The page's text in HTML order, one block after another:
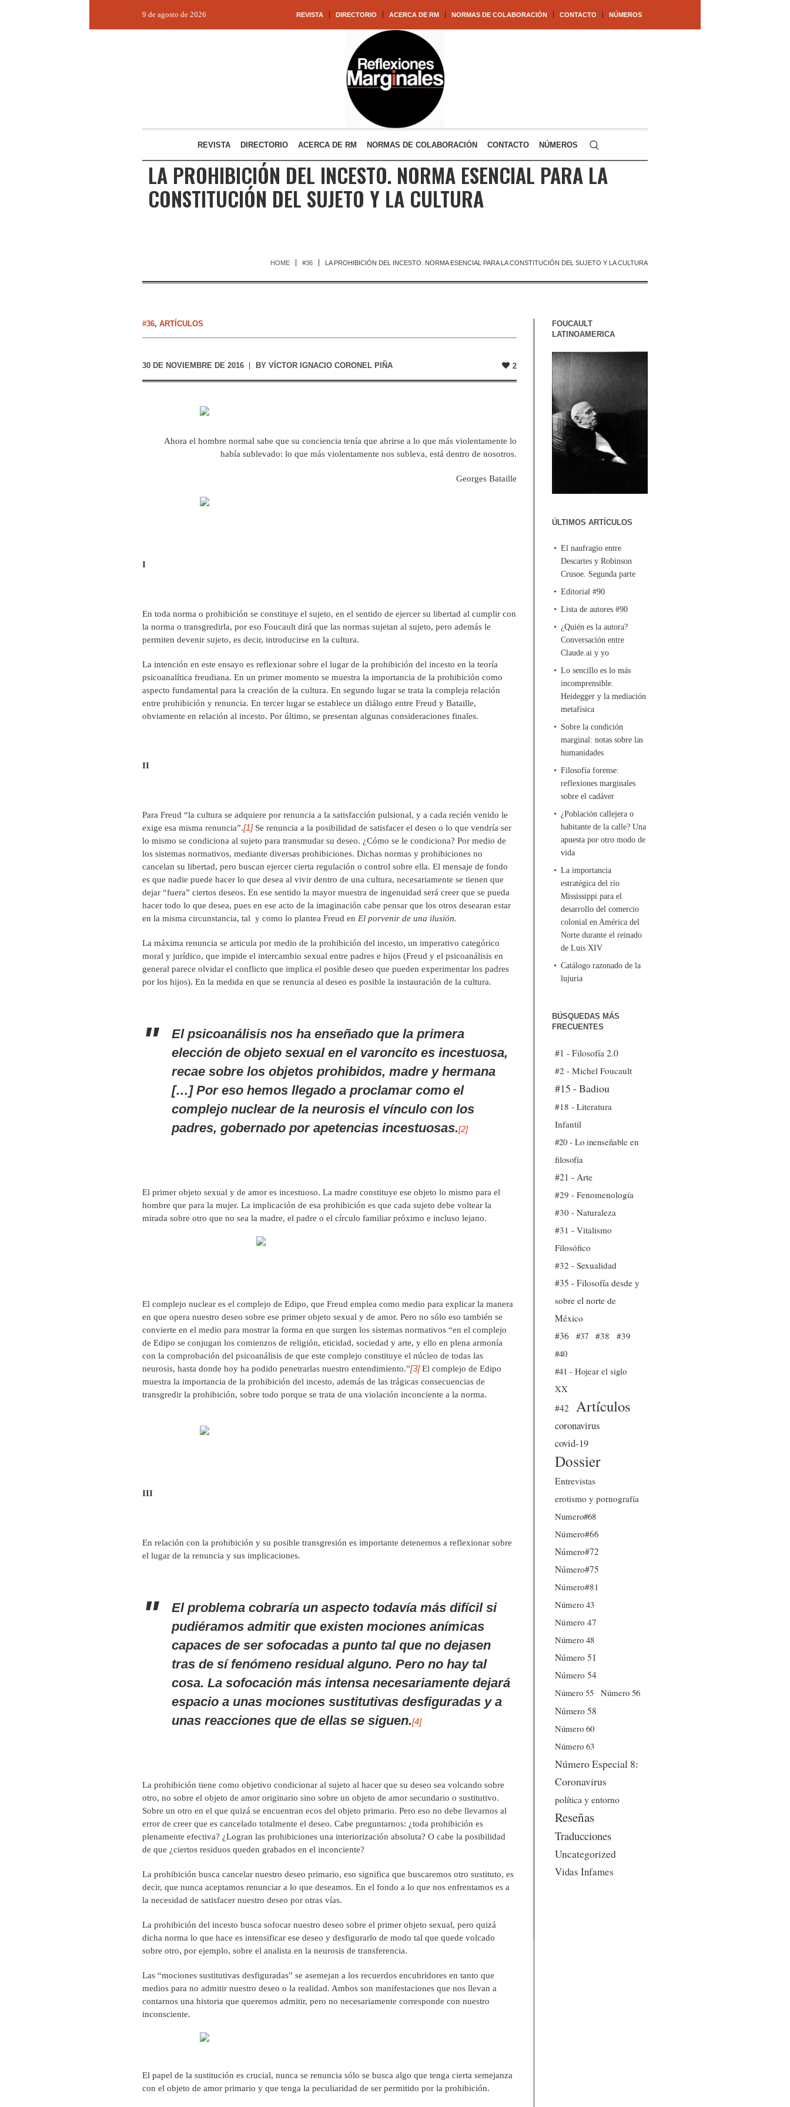
REVISTA DIRECTORIO ACERCA DE RM NORMAS DE COLABORACIÓN CONTACTO NÚMEROS
9 de agosto de 2026
REVISTA DIRECTORIO ACERCA DE RM NORMAS DE COLABORACIÓN CONTACTO NÚMEROS
LA PROHIBICIÓN DEL INCESTO. NORMA ESENCIAL PARA LA
CONSTITUCIÓN DEL SUJETO Y LA CULTURA
HOME #36 LA PROHIBICIÓN DEL INCESTO. NORMA ESENCIAL PARA LA CONSTITUCIÓN DEL SUJETO Y LA CULTURA
#36, ARTÍCULOS
30 DE NOVIEMBRE DE 2016 BY VÍCTOR IGNACIO CORONEL PIÑA 2
Ahora el hombre normal sabe que su conciencia tenía que abrirse a lo que más violentamente lo
había sublevado: lo que más violentamente nos subleva, está dentro de nosotros.
Georges Bataille
I
En toda norma o prohibición se constituye el sujeto, en el sentido de ejercer su libertad al cumplir con
la norma o transgredirla, por eso Foucault dirá que las normas sujetan al sujeto, pero además le
permiten devenir sujeto, es decir, introducirse en la cultura.
La intención en este ensayo es reflexionar sobre el lugar de la prohibición del incesto en la teoría
psicoanalítica freudiana. En un primer momento se muestra la importancia de la prohibición como
aspecto fundamental para la creación de la cultura. En segundo lugar se trata la compleja relación
entre prohibición y renuncia. En tercer lugar se establece un diálogo entre Freud y Bataille,
obviamente en relación al incesto. Por último, se presentan algunas consideraciones finales.
II
Para Freud “la cultura se adquiere por renuncia a la satisfacción pulsional, y a cada recién venido le
exige esa misma renuncia”.[1]Se renuncia a la posibilidad de satisfacer el deseo o lo que vendría ser
lo mismo se condiciona al sujeto para transmudar su deseo. ¿Cómo se le condiciona? Por medio de
los sistemas normativos, mediante diversas prohibiciones. Dichas normas y prohibiciones no
cancelan su libertad, pero buscan ejercer cierta regulación o control sobre ella. El mensaje de fondo
es que nadie puede hacer lo que desea al vivir dentro de una cultura, necesariamente se tienen que
dejar “fuera” ciertos deseos. En ese sentido la mayor muestra de ingenuidad será creer que se pueda
hacer todo lo que desea, pues en ese acto de la imaginación cabe pensar que los otros desearan estar
en la misma circunstancia, tal y como lo plantea Freud en El porvenir de una ilusión.
La máxima renuncia se articula por medio de la prohibición del incesto, un imperativo categórico
moral y jurídico, que impide el intercambio sexual entre padres e hijos (Freud y el psicoanálisis en
general parece olvidar el conflicto que implica el posible deseo que pueden experimentar los padres
por los hijos). En la medida en que se renuncia al deseo es posible la instauración de la cultura.
El psicoanálisis nos ha enseñado que la primera
elección de objeto sexual en el varoncito es incestuosa,
recae sobre los objetos prohibidos, madre y hermana
[…] Por eso hemos llegado a proclamar como el
complejo nuclearde la neurosis el vínculo con los
padres, gobernado por apetencias incestuosas.[2]
El primer objeto sexual y de amor es incestuoso. La madre constituye ese objeto lo mismo para el
hombre que para la mujer. La implicación de esa prohibición es que cada sujeto debe voltear la
mirada sobre otro que no sea la madre, el padre o el círculo familiar próximo e incluso lejano.
El complejo nuclear es el complejo de Edipo, que Freud emplea como medio para explicar la manera
en que opera nuestro deseo sobre ese primer objeto sexual y de amor. Pero no sólo eso también se
convierte en el medio para mostrar la forma en que surgen los sistemas normativos “en el complejo
de Edipo se conjugan los comienzos de religión, eticidad, sociedad y arte, y ello en plena armonía
con la comprobación del psicoanálisis de que este complejo constituye el núcleo de todas las
neurosis, hasta donde hoy ha podido penetrarlas nuestro entendimiento.”[3]El complejo de Edipo
muestra la importancia de la prohibición del incesto, además de las trágicas consecuencias de
transgredir la prohibición, sobre todo porque se trata de una violación inconciente a la norma.
III
En relación con la prohibición y su posible transgresión es importante detenernos a reflexionar sobre
el lugar de la renuncia y sus implicaciones.
El problema cobraría un aspecto todavía más difícil si
pudiéramos admitir que existen mociones anímicas
capaces de ser sofocadas a punto tal que no dejasen
tras de sí fenómeno residual alguno. Pero no hay tal
cosa. La sofocación más intensa necesariamente dejará
espacio a unas mociones sustitutivas desfiguradas y a
unas reacciones que de ellas se siguen.[4]
La prohibición tiene como objetivo condicionar al sujeto al hacer que su deseo sea volcando sobre
otro, no sobre el objeto de amor originario sino sobre un objeto de amor secundario o sustitutivo.
Sobre un otro en el que quizá se encuentran ecos del objeto primario. Pero eso no debe llevarnos al
error de creer que es cancelado totalmente el deseo. Cabe preguntarnos: ¿toda prohibición es
plenamente efectiva? ¿Logran las prohibiciones una interiorización absoluta? O cabe la posibilidad
de que ¿ciertos residuos queden grabados en el inconciente?
La prohibición busca cancelar nuestro deseo primario, eso significa que buscaremos otro sustituto, es
decir, que nunca aceptamos renunciar a lo que deseamos. En el fondo a lo que nos enfrentamos es a
la necesidad de satisfacer nuestro deseo por otras vías.
La prohibición del incesto busca sofocar nuestro deseo sobre el primer objeto sexual, pero quizá
dicha norma lo que hace es intensificar ese deseo y desfigurarlo de modo tal que quede volcado
sobre otro, por ejemplo, sobre el analista en la neurosis de transferencia.
Las “mociones sustitutivas desfiguradas” se asemejan a los recuerdos encubridores en tanto que
medios para no admitir nuestro deseo o la realidad. Ambos son manifestaciones que nos llevan a
contarnos una historia que queremos admitir, pero no necesariamente corresponde con nuestro
inconsciente.
El papel de la sustitución es crucial, nunca se renuncia sólo se busca algo que tenga cierta semejanza
con el objeto de amor primario y que tenga la peculiaridad de ser permitido por la prohibición.
FOUCAULT
LATINOAMERICA
ÚLTIMOS ARTÍCULOS
El naufragio entre
Descartes y Robinson
Crusoe. Segunda parte
Editorial #90
Lista de autores #90
¿Quién es la autora?
Conversación entre
Claude.ai y yo
Lo sencillo es lo más
incomprensible.
Heidegger y la mediación
metafísica
Sobre la condición
marginal: notas sobre las
humanidades
Filosofía forense:
reflexiones marginales
sobre el cadáver
¿Población callejera o
habitante de la calle? Una
apuesta por otro modo de
vida
La importancia
estratégica del río
Mississippi para el
desarrollo del comercio
colonial en América del
Norte durante el reinado
de Luis XIV
Catálogo razonado de la
lujuria
BÚSQUEDAS MÁS
FRECUENTES
#1 - Filosofía 2.0
#2 - Michel Foucault
#15 - Badiou
#18 - Literatura
Infantil
#20 - Lo inenseñable en
filosofía
#21 - Arte
#29 - Fenomenología
#30 - Naturaleza
#31 - Vitalismo
Filosófico
#32 - Sexualidad
#35 - Filosofía desde y
sobre el norte de
México
#36
#37 #38
#39
#40
#41 - Hojear el siglo
XX
#42
Artículos
coronavirus
covid-19
Dossier
Entrevistas
erotismo y pornografía
Numero#68
Número#66
Número#72
Número#75
Número#81
Número 43
Número 47
Número 48
Número 51
Número 54
Número 55
Número 56
Número 58
Número 60
Número 63
Número Especial 8:
Coronavirus
política y entorno
Reseñas
Traducciones
Uncategorized
Vidas Infames